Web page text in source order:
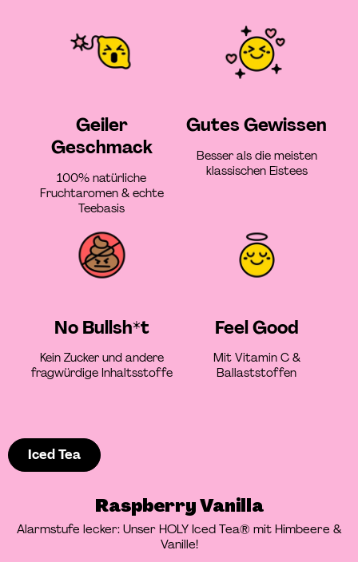
Geiler
Geschmack
100% natürliche
Fruchtaromen & echte
Teebasis
Gutes Gewissen
Besser als die meisten
klassischen Eistees
No Bullsh*t
Kein Zucker und andere
fragwürdige Inhaltsstoffe
Feel Good
Mit Vitamin C &
Ballaststoffen
Iced Tea
Raspberry Vanilla
Alarmstufe lecker: Unser HOLY Iced Tea® mit Himbeere &
Vanille!